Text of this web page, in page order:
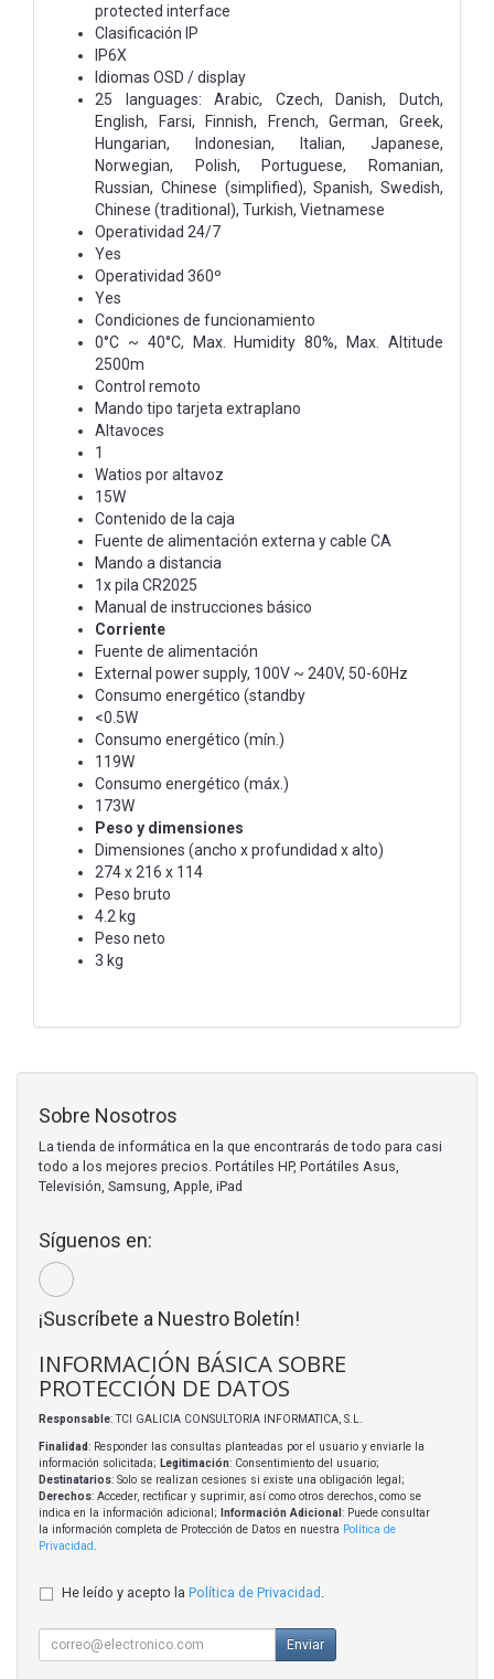
protected interface
Clasificación IP
IP6X
Idiomas OSD / display
25 languages: Arabic, Czech, Danish, Dutch,
English, Farsi, Finnish, French, German, Greek,
Hungarian, Indonesian, Italian, Japanese,
Norwegian, Polish, Portuguese, Romanian,
Russian, Chinese (simplified), Spanish, Swedish,
Chinese (traditional), Turkish, Vietnamese
Operatividad 24/7
Yes
Operatividad 360º
Yes
Condiciones de funcionamiento
0°C ~ 40°C, Max. Humidity 80%, Max. Altitude
2500m
Control remoto
Mando tipo tarjeta extraplano
Altavoces
1
Watios por altavoz
15W
Contenido de la caja
Fuente de alimentación externa y cable CA
Mando a distancia
1x pila CR2025
Manual de instrucciones básico
Corriente
Fuente de alimentación
External power supply, 100V ~ 240V, 50-60Hz
Consumo energético (standby
<0.5W
Consumo energético (mín.)
119W
Consumo energético (máx.)
173W
Peso y dimensiones
Dimensiones (ancho x profundidad x alto)
274 x 216 x 114
Peso bruto
4.2 kg
Peso neto
3 kg
Sobre Nosotros
La tienda de informática en la que encontrarás de todo para casi
todo a los mejores precios. Portátiles HP, Portátiles Asus,
Televisión, Samsung, Apple, iPad
Síguenos en:
¡Suscríbete a Nuestro Boletín!
INFORMACIÓN BÁSICA SOBRE
PROTECCIÓN DE DATOS
Responsable: TCI GALICIA CONSULTORIA INFORMATICA, S.L.
Finalidad: Responder las consultas planteadas por el usuario y enviarle la
información solicitada; Legitimación: Consentimiento del usuario;
Destinatarios: Solo se realizan cesiones si existe una obligación legal;
Derechos: Acceder, rectificar y suprimir, así como otros derechos, como se
indica en la información adicional;
Información Adicional : Puede consultar
la información completa de Protección de Datos en nuestra Política de
Privacidad
He leído y acepto la Política de Privacidad
Enviar